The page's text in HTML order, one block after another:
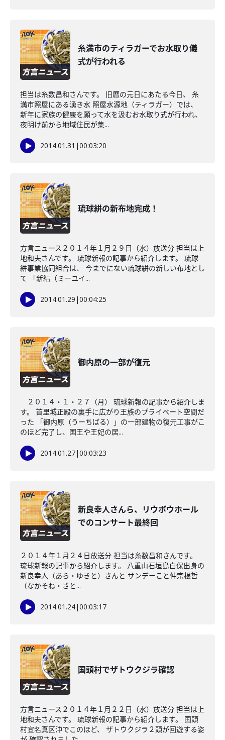
糸満市のティラガーでお水取り儀
式が行われる
担当は糸数昌和さんです。 旧暦の元日にあたる今日、 糸
満市照屋にある湧き水 照屋水源地（ティラガー）では、
新年に家族の健康を願って水を汲むお水取り式が行われ、
夜明け前から地域住民が集...
2014.01.31 |00:03:20
琉球絣の新布地完成！
方言ニュース２０１４年１月２９日（水）放送分 担当は上
地和夫さんです。 琉球新報の記事から紹介します。 琉球
絣事業協同組合は、 今までにない琉球絣の新しい布地とし
て 「新結（ミーユイ...
2014.01.29 |00:04:25
御内原の一部が復元
２０１４・１・２７（月） 琉球新報の記事から紹介しま
す。 首里城正殿の裏手に広がり王族のプライベート空間だ
った 「御内原（うーちばる）」の一部建物の復元工事がこ
のほど完了し、国王や王妃の居...
2014.01.27|00:03:23
新良幸人さんら、リウボウホール
でのコンサート最終回
２０１４年１月２４日放送分 担当は糸数昌和さんです。
琉球新報の記事から紹介します。 八重山石垣島白保出身の
新良幸人（あら・ゆきと）さんと サンデーこと仲宗根哲
（なかそね・さと...
2014.01.24|00:03:17
国頭村でザトウクジラ確認
方言ニュース２０１４年１月２２日（水）放送分 担当は上
地和夫さんです。 琉球新報の記事から紹介します。 国頭
村宜名真区沖でこのほど、 ザトウクジラ２頭が回遊する姿